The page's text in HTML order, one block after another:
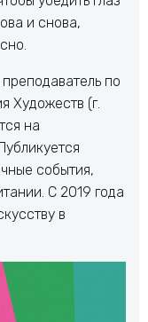
и снова,
по
Художеств (г.
на
события,
С 2019 года
в